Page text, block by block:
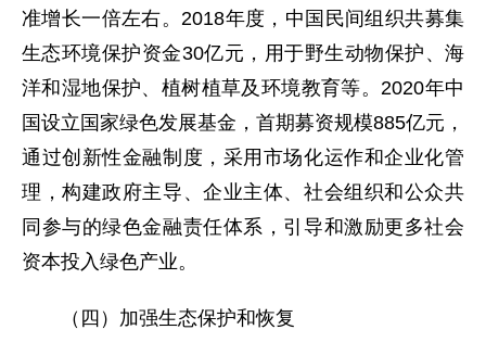
准增长一倍左右。2018年度，中国民间组织共募集
生态环境保护资金30亿元，用于野生动物保护、海
洋和湿地保护、植树植草及环境教育等。2020年中
国设立国家绿色发展基金，首期募资规模885亿元，
通过创新性金融制度，采用市场化运作和企业化管
理，构建政府主导、企业主体、社会组织和公众共
同参与的绿色金融责任体系，引导和激励更多社会
资本投入绿色产业。
（四）加强生态保护和恢复